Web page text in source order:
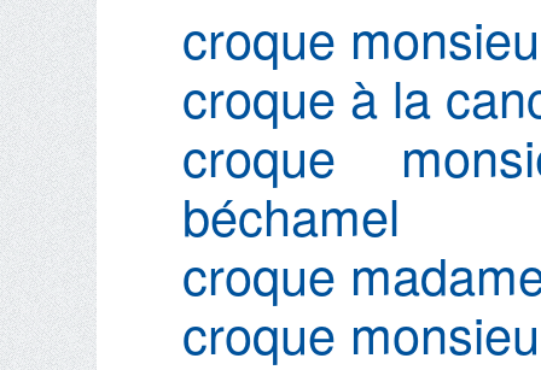
croque
croque à la
croque
béchamel
croque
croque